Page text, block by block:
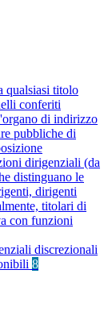
qualsiasi titolo
conferiti
di indirizzo
pubbliche di
dirigenziali (da
distinguano le
dirigenti
titolari di
con funzioni
discrezionali
8